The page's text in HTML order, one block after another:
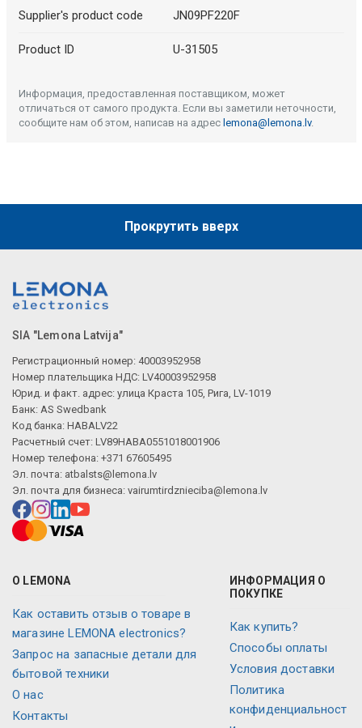
Supplier's product code JN09PF220F
Product ID U-31505
Информация, предоставленная поставщиком, может
отличаться от самого продукта. Если вы заметили неточности,
сообщите нам об этом, написав на адрес lemona@lemona.lv.
Прокрутить вверх
SIA "Lemona Latvija"
Регистрационный номер: 40003952958
Номер плательщика НДС: LV40003952958
Юрид. и факт. адрес: улица Краста 105, Рига, LV-1019
Банк: AS Swedbank
Код банка: HABALV22
Расчетный счет: LV89HABA0551018001906
Номер телефона: +371 67605495
Эл. почта: atbalsts@lemona.lv
Эл. почта для бизнеса: vairumtirdznieciba@lemona.lv
О LEMONA
Как оставить отзыв о товаре в
магазине LEMONA electronics?
Запрос на запасные детали для
бытовой техники
О нас
Контакты
ИНФОРМАЦИЯ О
ПОКУПКЕ
Как купить?
Способы оплаты
Условия доставки
Политика
конфиденциальност